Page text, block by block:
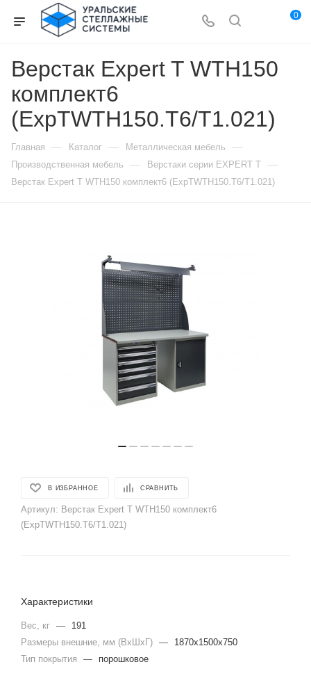
0
Верстак Expert T WTH150
комплект6
(ExpTWTH150.T6/T1.021)
Главная — Каталог — Металлическая мебель —
Производственная мебель — Верстаки серии EXPERT T —
Верстак Expert T WTH150 комплект6 (ExpTWTH150.T6/T1.021)
В ИЗБРАННОЕ СРАВНИТЬ
Артикул: Верстак Expert T WTH150 комплект6
(ExpTWTH150.T6/T1.021)
Характеристики
Вес, кг —
191
Размеры внешние, мм (ВхШхГ) —
1870x1500x750
Тип покрытия
— порошковое